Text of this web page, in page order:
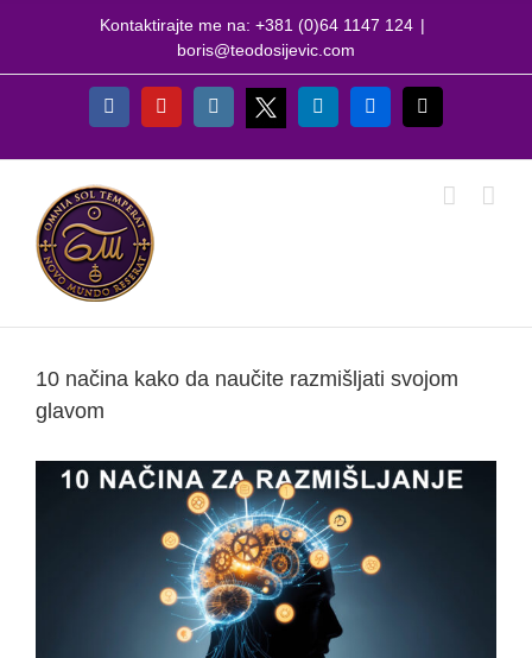
Kontaktirajte me na: +381 (0)64 1147 124 |
boris@teodosijevic.com
FacebookYouTubeInstagram
X LinkedInFlickr
10 načina kako da naučite razmišljati svojom
glavom
View